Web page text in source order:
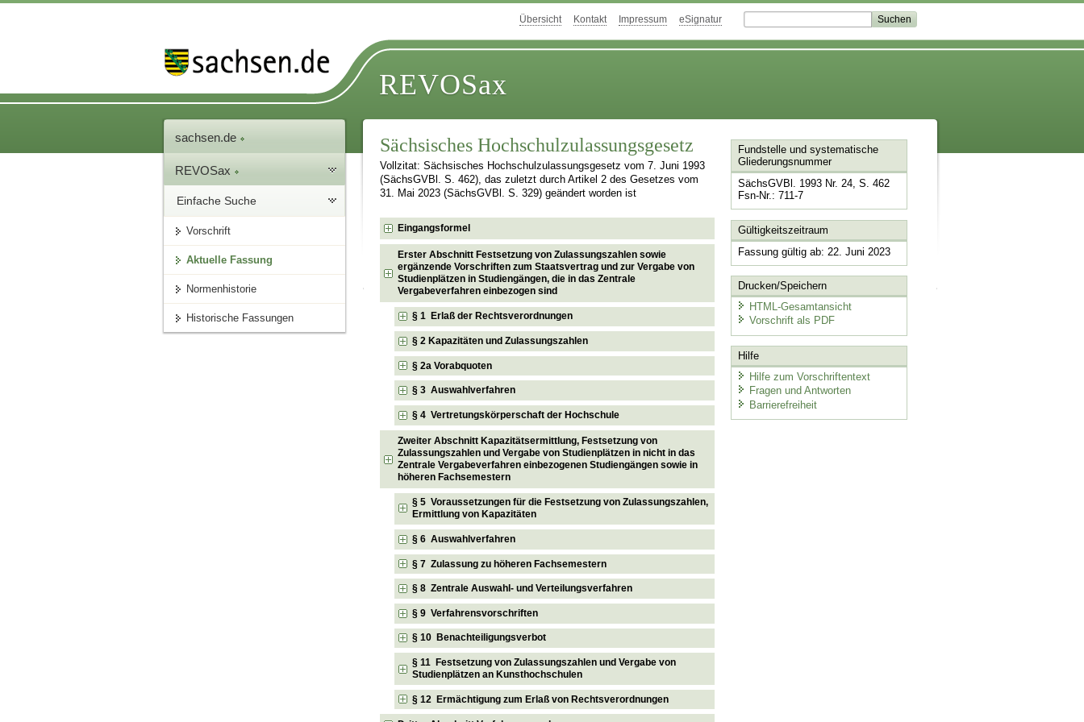
Übersicht Kontakt Impressum eSignatur
REVOSax
sachsen.de
REVOSax
Einfache Suche
Vorschrift
Aktuelle Fassung
Normenhistorie
Historische Fassungen
Sächsisches Hochschulzulassungsgesetz
Vollzitat: Sächsisches Hochschulzulassungsgesetz vom 7. Juni 1993
(SächsGVBl. S. 462), das zuletzt durch Artikel 2 des Gesetzes vom
31. Mai 2023 (SächsGVBl. S. 329) geändert worden ist
Eingangsformel
Erster Abschnitt Festsetzung von Zulassungszahlen sowie
ergänzende Vorschriften zum Staatsvertrag und zur Vergabe von
Studienplätzen in Studiengängen, die in das Zentrale
Vergabeverfahren einbezogen sind
§ 1 Erlaß der Rechtsverordnungen
§ 2 Kapazitäten und Zulassungszahlen
§ 2a Vorabquoten
§ 3 Auswahlverfahren
§ 4 Vertretungskörperschaft der Hochschule
Zweiter Abschnitt Kapazitätsermittlung, Festsetzung von
Zulassungszahlen und Vergabe von Studienplätzen in nicht in das
Zentrale Vergabeverfahren einbezogenen Studiengängen sowie in
höheren Fachsemestern
§ 5 Voraussetzungen für die Festsetzung von Zulassungszahlen,
Ermittlung von Kapazitäten
§ 6 Auswahlverfahren
§ 7 Zulassung zu höheren Fachsemestern
§ 8 Zentrale Auswahl- und Verteilungsverfahren
§ 9 Verfahrensvorschriften
§ 10 Benachteiligungsverbot
§ 11 Festsetzung von Zulassungszahlen und Vergabe von
Studienplätzen an Kunsthochschulen
§ 12 Ermächtigung zum Erlaß von Rechtsverordnungen
Fundstelle und systematische
Gliederungsnummer
SächsGVBl. 1993 Nr. 24, S. 462
Fsn-Nr.: 711-7
Gültigkeitszeitraum
Fassung gültig ab: 22. Juni 2023
Drucken/Speichern
HTML-Gesamtansicht
Vorschrift als PDF
Hilfe
Hilfe zum Vorschriftentext
Fragen und Antworten
Barrierefreiheit